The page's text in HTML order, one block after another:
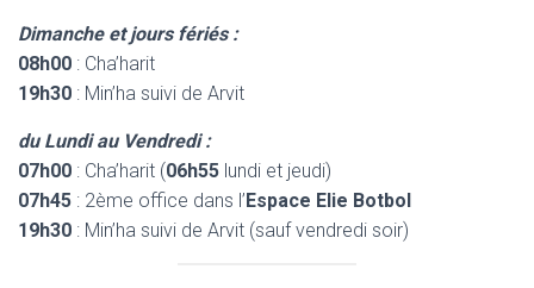
Dimanche et jours fériés :
08h00 : Cha’harit
19h30 : Min’ha suivi de Arvit
du Lundi au Vendredi :
07h00 : Cha’harit (06h55 lundi et jeudi)
07h45 : 2ème office dans l’Espace Elie Botbol
19h30 : Min’ha suivi de Arvit (sauf vendredi soir)